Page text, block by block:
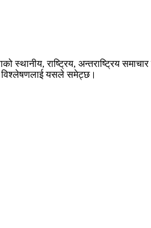
स्थानीय, राष्ट्रिय, अन्तराष्ट्रिय
र विश्लेषणलाई यसले समेट्छ।